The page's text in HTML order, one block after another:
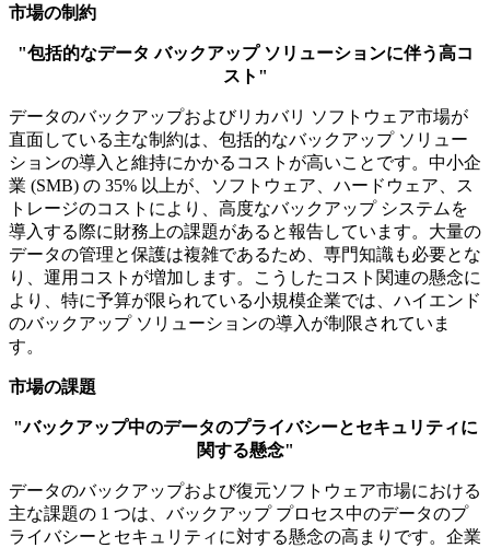
市場の制約
"包括的なデータ バックアップ ソリューションに伴う高コ
スト"
データのバックアップおよびリカバリ ソフトウェア市場が
直面している主な制約は、包括的なバックアップ ソリュー
ションの導入と維持にかかるコストが高いことです。中小企
業 (SMB) の 35% 以上が、ソフトウェア、ハードウェア、ス
トレージのコストにより、高度なバックアップ システムを
導入する際に財務上の課題があると報告しています。大量の
データの管理と保護は複雑であるため、専門知識も必要とな
り、運用コストが増加します。こうしたコスト関連の懸念に
より、特に予算が限られている小規模企業では、ハイエンド
のバックアップ ソリューションの導入が制限されていま
す。
市場の課題
"バックアップ中のデータのプライバシーとセキュリティに
関する懸念"
データのバックアップおよび復元ソフトウェア市場における
主な課題の 1 つは、バックアップ プロセス中のデータのプ
ライバシーとセキュリティに対する懸念の高まりです。企業